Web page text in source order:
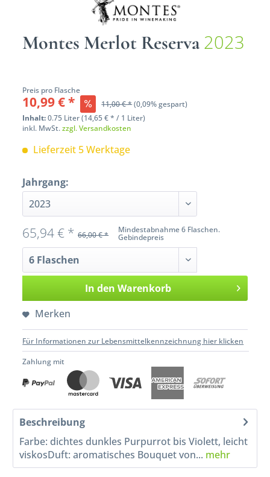
Montes Merlot Reserva2023
Preis pro Flasche
10,99 € * 11,00 € *(0,09% gespart)
Inhalt:0.75 Liter (14,65 € * / 1 Liter)
inkl. MwSt.zzgl. Versandkosten
Lieferzeit 5 Werktage
Jahrgang:
Mindestabnahme 6 Flaschen.
Gebindepreis
65,94 € * 66,00 € *
In den Warenkorb
Merken
Für Informationen zur Lebensmittelkennzeichnung hier klicken
Zahlung mit
Beschreibung
Farbe: dichtes dunkles Purpurrot bis Violett, leicht
viskosDuft: aromatisches Bouquet von... mehr